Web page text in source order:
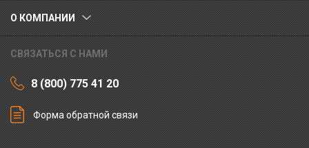
О КОМПАНИИ
СВЯЗАТЬСЯ С НАМИ
8 (800) 775 41 20
Форма обратной связи